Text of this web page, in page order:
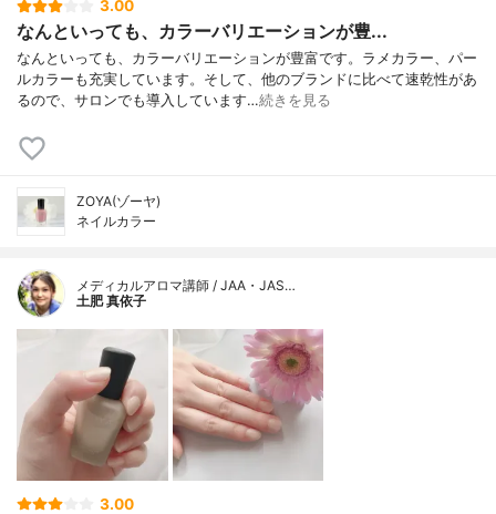
3.00
なんといっても、カラーバリエーションが豊...
なんといっても、カラーバリエーションが豊富です。ラメカラー、パー
ルカラーも充実しています。そして、他のブランドに比べて速乾性があ
るので、サロンでも導入しています…続きを見る
ZOYA(ゾーヤ)
ネイルカラー
メディカルアロマ講師 / JAA・JAS…
土肥 真依子
3.00